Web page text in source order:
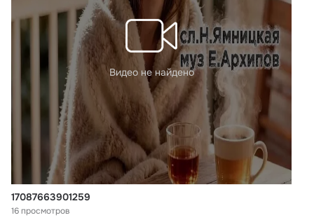
Видео не найдено
17087663901259
16 просмотров